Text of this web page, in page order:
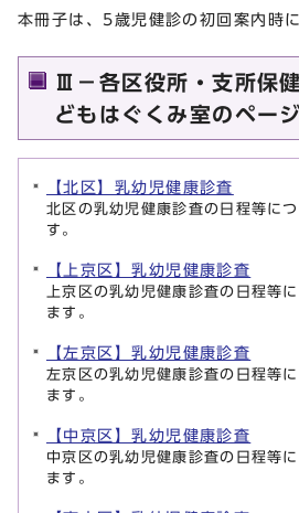
本冊子は、5歳児健診の初回案内時
Ⅲ－各区役所・支所保
どもはぐくみ室のページ
【北区】乳幼児健康診査
北区の乳幼児健康診査の日程等に
す。
【上京区】乳幼児健康診査
上京区の乳幼児健康診査の日程等
ます。
【左京区】乳幼児健康診査
左京区の乳幼児健康診査の日程等
ます。
【中京区】乳幼児健康診査
中京区の乳幼児健康診査の日程等
ます。